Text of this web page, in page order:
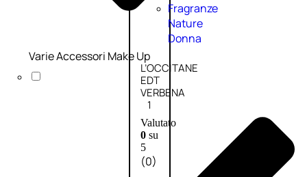
Fragranze
Nature
Donna
L’OCCITANE
EDT
VERBENA
1
Valutato
0su
5
(0)
Varie Accessori Make Up